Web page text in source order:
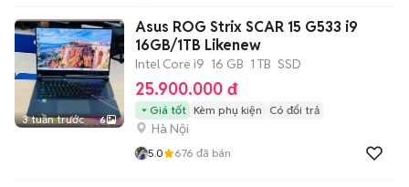
3 tuần trước 6
Asus ROG Strix SCAR 15 G533 i9
16GB/1TB Likenew
Intel Core i9 16 GB 1 TB SSD
25.900.000 đ
Giá tốt Kèm phụ kiện Có đổi trả
Hà Nội
5.0 676 đã bán